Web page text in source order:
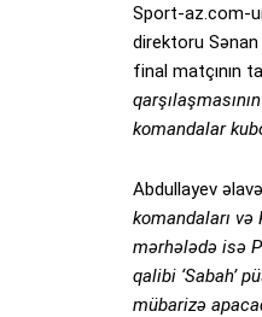
Sport-az.com-
direktoru Sənan
final matçının
komandalar
Abdullayev
komandaları
mərhələdə isə
qalibi ‘Sabah’
mübarizə